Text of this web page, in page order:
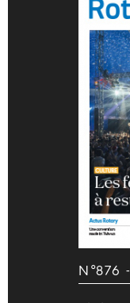
N°876 -